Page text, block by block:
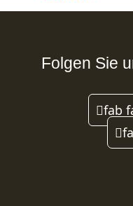
Folgen Sie
fab